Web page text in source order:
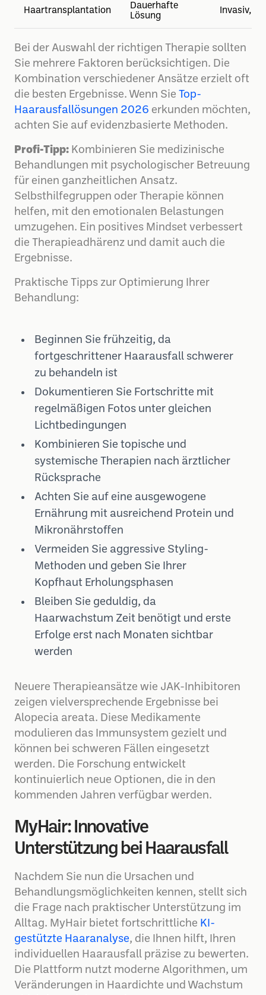
Haartransplantation
Dauerhafte
Lösung
Invasiv,
Bei der Auswahl der richtigen Therapie sollten
Sie mehrere Faktoren berücksichtigen. Die
Kombination verschiedener Ansätze erzielt oft
die besten Ergebnisse. Wenn Sie Top-
Haarausfallösungen 2026 erkunden möchten,
achten Sie auf evidenzbasierte Methoden.
Profi-Tipp: Kombinieren Sie medizinische
Behandlungen mit psychologischer Betreuung
für einen ganzheitlichen Ansatz.
Selbsthilfegruppen oder Therapie können
helfen, mit den emotionalen Belastungen
umzugehen. Ein positives Mindset verbessert
die Therapieadhärenz und damit auch die
Ergebnisse.
Praktische Tipps zur Optimierung Ihrer
Behandlung:
Beginnen Sie frühzeitig, da
fortgeschrittener Haarausfall schwerer
zu behandeln ist
Dokumentieren Sie Fortschritte mit
regelmäßigen Fotos unter gleichen
Lichtbedingungen
Kombinieren Sie topische und
systemische Therapien nach ärztlicher
Rücksprache
Achten Sie auf eine ausgewogene
Ernährung mit ausreichend Protein und
Mikronährstoffen
Vermeiden Sie aggressive Styling-
Methoden und geben Sie Ihrer
Kopfhaut Erholungsphasen
Bleiben Sie geduldig, da
Haarwachstum Zeit benötigt und erste
Erfolge erst nach Monaten sichtbar
werden
Neuere Therapieansätze wie JAK-Inhibitoren
zeigen vielversprechende Ergebnisse bei
Alopecia areata. Diese Medikamente
modulieren das Immunsystem gezielt und
können bei schweren Fällen eingesetzt
werden. Die Forschung entwickelt
kontinuierlich neue Optionen, die in den
kommenden Jahren verfügbar werden.
MyHair: Innovative
Unterstützung bei Haarausfall
Nachdem Sie nun die Ursachen und
Behandlungsmöglichkeiten kennen, stellt sich
die Frage nach praktischer Unterstützung im
Alltag. MyHair bietet fortschrittliche KI-
gestützte Haaranalyse, die Ihnen hilft, Ihren
individuellen Haarausfall präzise zu bewerten.
Die Plattform nutzt moderne Algorithmen, um
Veränderungen in Haardichte und Wachstum